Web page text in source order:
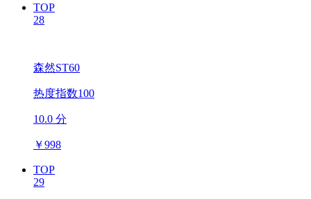
TOP
28
森然ST60
热度指数100
10.0 分
￥998
TOP
29